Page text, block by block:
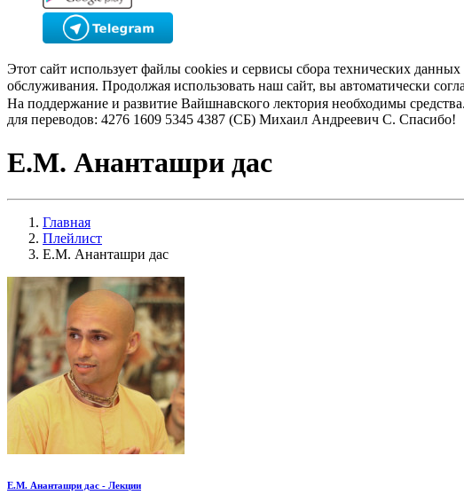
Этот сайт использует файлы cookies и сервисы сбора технических
обслуживания. Продолжая использовать наш сайт, вы автоматически
На поддержание и развитие Вайшнавского лектория необходимы
для переводов: 4276 1609 5345 4387 (СБ) Михаил Андреевич С. Спасибо!
Е.М. Ананташри дас
Главная
Плейлист
Е.М. Ананташри дас
Е.М. Ананташри дас - Лекции